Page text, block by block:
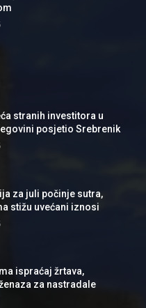
stranih investitora u
posjetio Srebrenik
za juli počinje sutra,
stižu uvećani iznosi
ispraćaj žrtava,
za nastradale